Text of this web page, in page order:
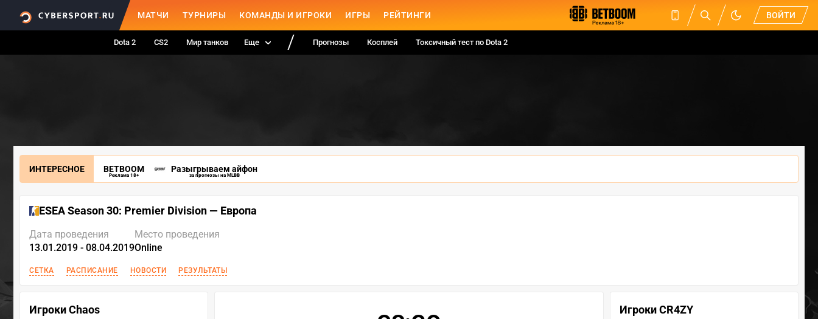
МАТЧИ ТУРНИРЫ КОМАНДЫ И ИГРОКИ ИГРЫ РЕЙТИНГИ ВОЙТИ
Dota 2 CS2 Мир танков Еще Прогнозы Косплей Токсичный тест по Dota 2
ИНТЕРЕСНОЕ BETBOOM
Реклама 18+
Разыгрываем айфон
за прогнозы на MLBB
ESEA Season 30: Premier Division — Европа
Дата проведения
13.01.2019 - 08.04.2019
Место проведения
Online
СЕТКА РАСПИСАНИЕ НОВОСТИ РЕЗУЛЬТАТЫ
Игроки Chaos Игроки CR4ZY